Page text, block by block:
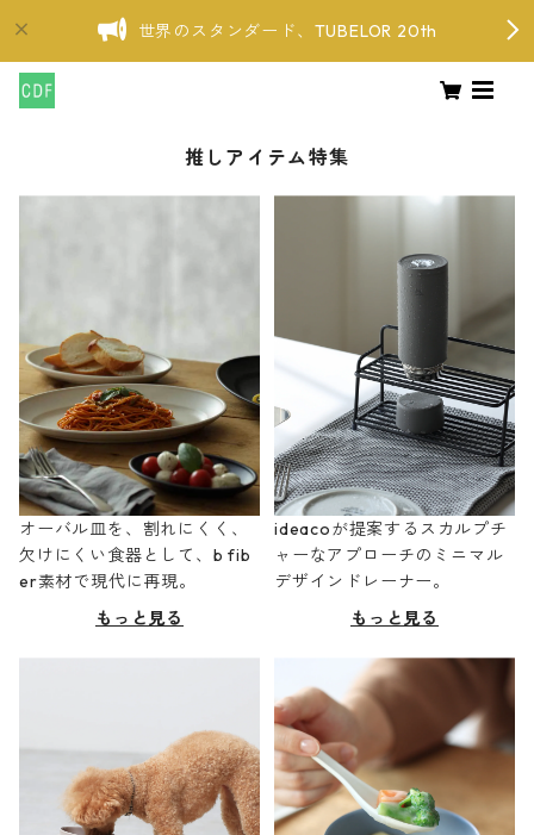
世界のスタンダード、TUBELOR 20th
推しアイテム特集
オーバル皿を、割れにくく、
欠けにくい食器として、b fib
er素材で現代に再現。
もっと見る
ideacoが提案するスカルプチ
ャーなアプローチのミニマル
デザインドレーナー。
もっと見る